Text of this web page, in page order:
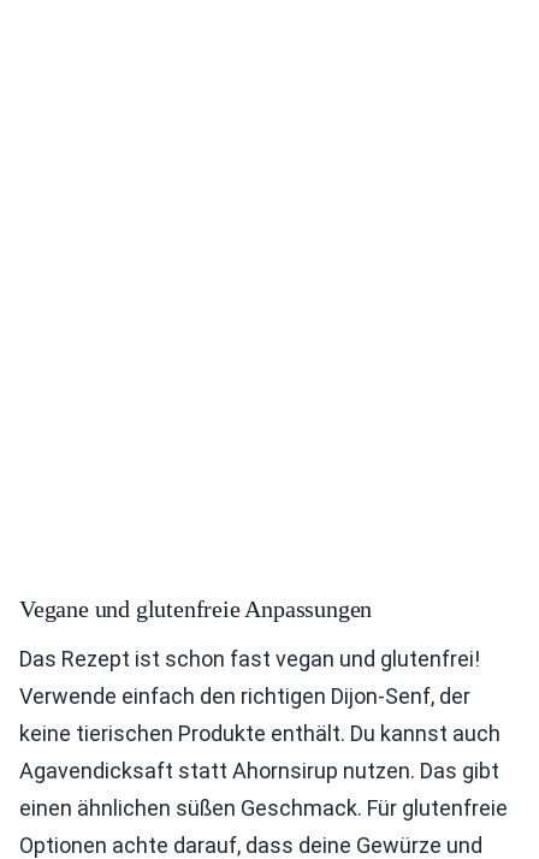
Vegane und glutenfreie Anpassungen
Das Rezept ist schon fast vegan und glutenfrei!
Verwende einfach den richtigen Dijon-Senf, der
keine tierischen Produkte enthält. Du kannst auch
Agavendicksaft statt Ahornsirup nutzen. Das gibt
einen ähnlichen süßen Geschmack. Für glutenfreie
Optionen achte darauf, dass deine Gewürze und